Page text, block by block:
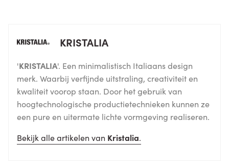
KRISTALIA
'KRISTALIA'. Een minimalistisch Italiaans design
merk. Waarbij verfijnde uitstraling, creativiteit en
kwaliteit voorop staan. Door het gebruik van
hoogtechnologische productietechnieken kunnen ze
een pure en uitermate lichte vormgeving realiseren.
Bekijk alle artikelen van Kristalia.